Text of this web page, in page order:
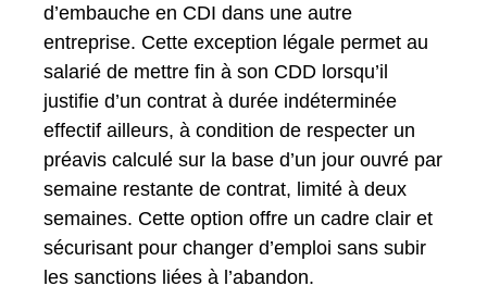
d’embauche en CDI dans une autre
entreprise. Cette exception légale permet au
salarié de mettre fin à son CDD lorsqu’il
justifie d’un contrat à durée indéterminée
effectif ailleurs, à condition de respecter un
préavis calculé sur la base d’un jour ouvré par
semaine restante de contrat, limité à deux
semaines. Cette option offre un cadre clair et
sécurisant pour changer d’emploi sans subir
les sanctions liées à l’abandon.